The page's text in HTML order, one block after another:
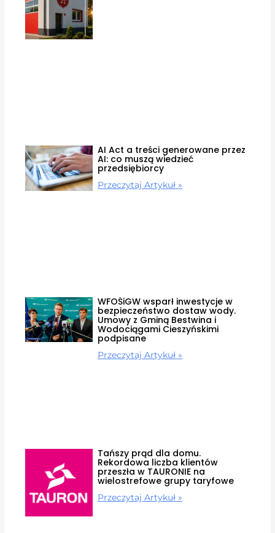
AI Act a treści generowane przez
AI: co muszą wiedzieć
przedsiębiorcy
Przeczytaj Artykuł »
WFOŚiGW wsparł inwestycje w
bezpieczeństwo dostaw wody.
Umowy z Gminą Bestwina i
Wodociągami Cieszyńskimi
podpisane
Przeczytaj Artykuł »
Tańszy prąd dla domu.
Rekordowa liczba klientów
przeszła w TAURONIE na
wielostrefowe grupy taryfowe
Przeczytaj Artykuł »